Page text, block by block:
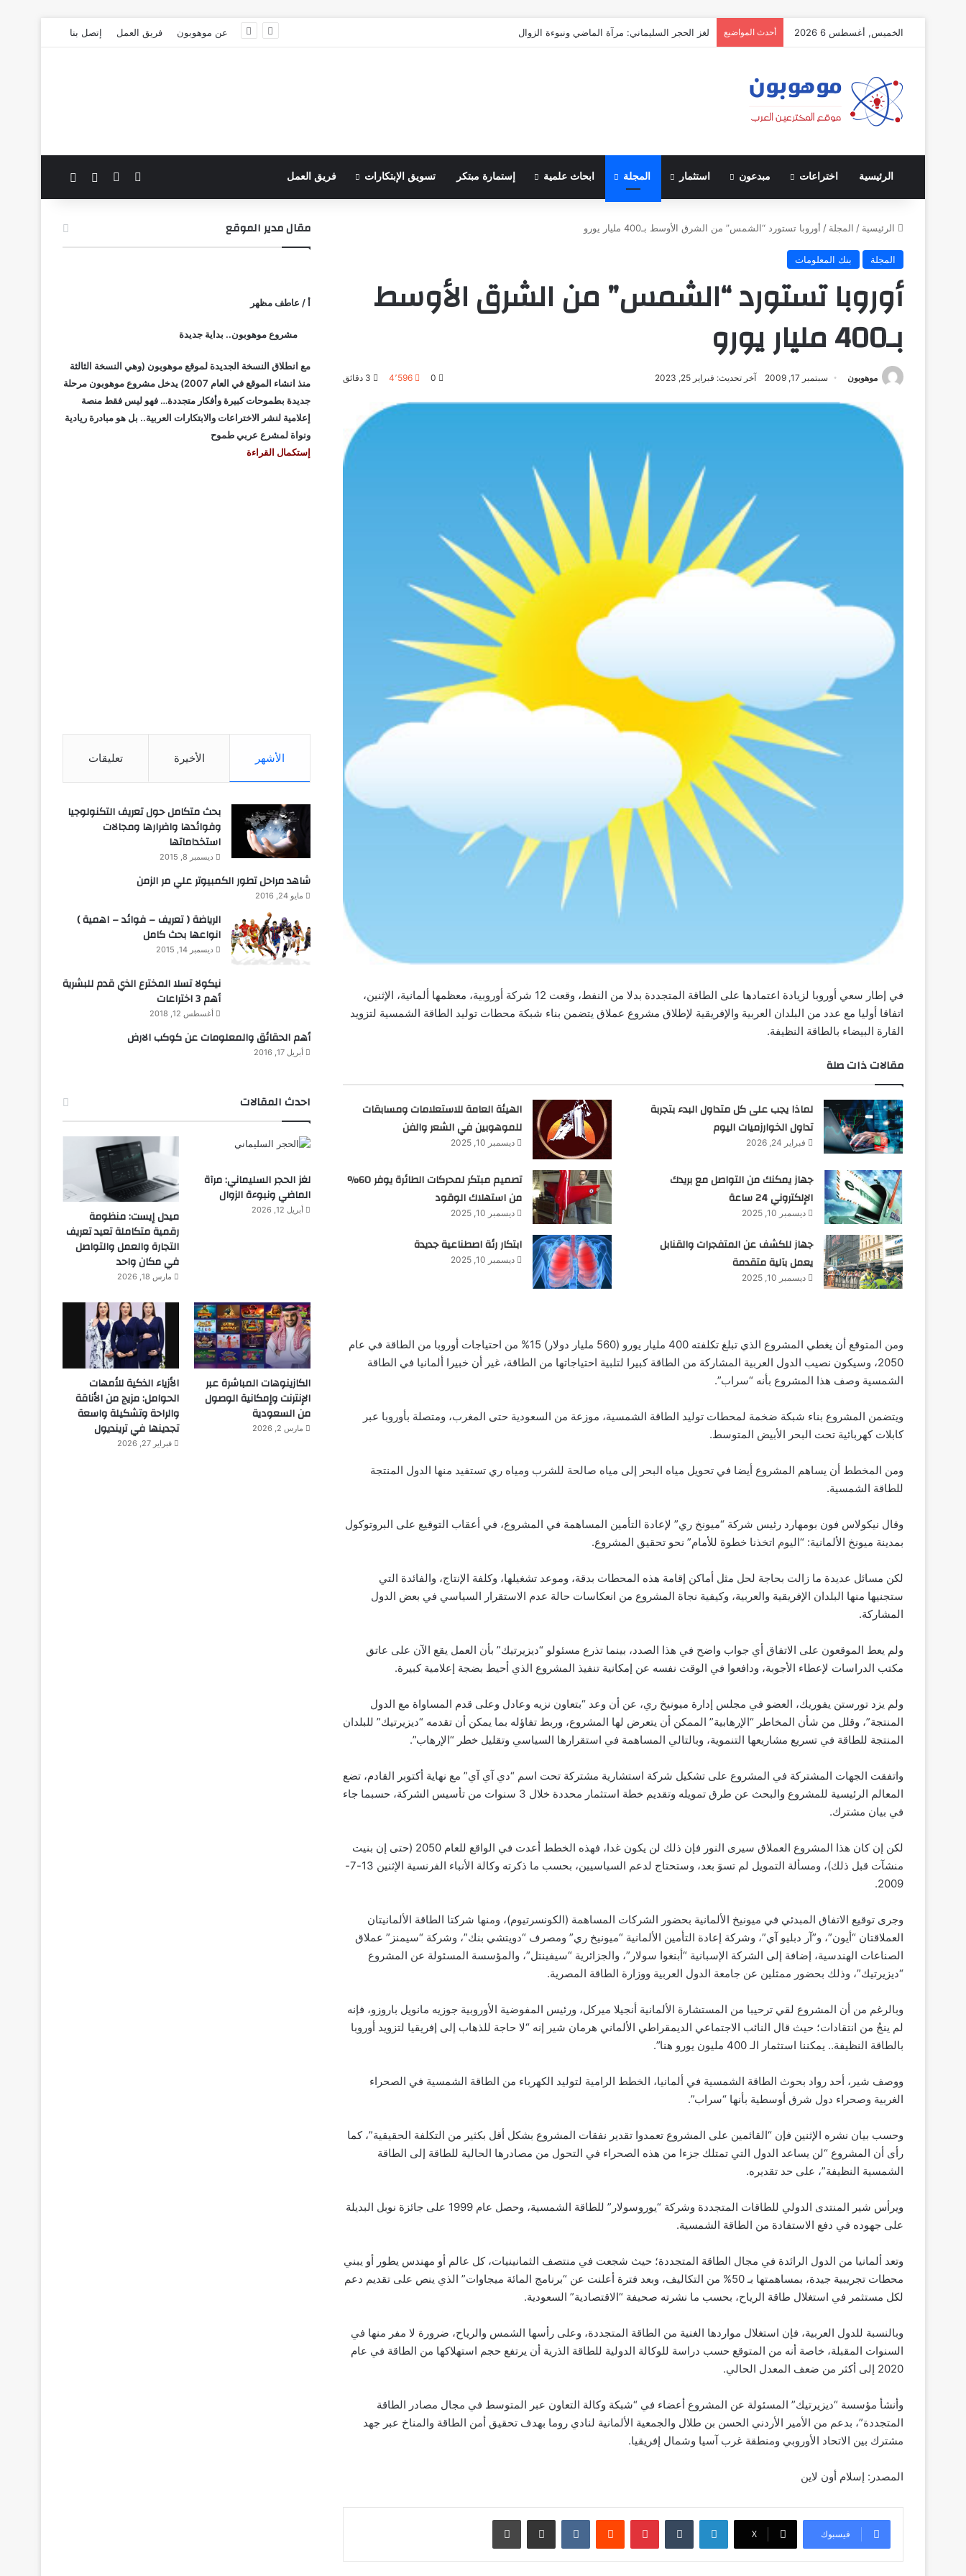
الخميس, أغسطس 6 2026 أحدث المواضيع لغز الحجر السليماني: مرآة الماضي ونبوءة الزوال عن موهوبون فريق العمل إتصل بنا
الرئيسية اختراعات مبدعون استثمار المجلة ابحاث علمية إستمارة مبتكر تسويق الإبتكارات فريق العمل فيسبوك الوضع المظلم
الرئيسية / المجلة / أوروبا تستورد “الشمس” من الشرق الأوسط بـ400 مليار يورو
المجلة بنك المعلومات
أوروبا تستورد “الشمس” من الشرق الأوسط
بـ400 مليار يورو
موهوبون سبتمبر 17, 2009 آخر تحديث: فبراير 25, 2023 0 4٬596
في إطار سعي أوروبا لزيادة اعتمادها على الطاقة المتجددة بدلا من النفط، وقعت 12 شركة أوروبية، معظمها ألمانية، الإثنين،
اتفاقا أوليا مع عدد من البلدان العربية والإفريقية لإطلاق مشروع عملاق يتضمن بناء شبكة محطات توليد الطاقة الشمسية لتزويد
القارة البيضاء بالطاقة النظيفة.
مقالات ذات صلة
لماذا يجب على كل متداول البدء بتجربة
تداول الخوارزميات اليوم
فبراير 24, 2026
الهيئة العامة للاستعلامات ومسابقات
للموهوبين في الشعر والفن
ديسمبر 10, 2025
جهاز يمكنك من التواصل مع بريدك
الإلكتروني 24 ساعة
ديسمبر 10, 2025
تصميم مبتكر لمحركات الطائرة يوفر 60%
من استهلاك الوقود
ديسمبر 10, 2025
جهاز للكشف عن المتفجرات والقنابل
يعمل بآلية متقدمة
ديسمبر 10, 2025
ابتكار رئة اصطناعية جديدة
ديسمبر 10, 2025
ومن المتوقع أن يغطي المشروع الذي تبلغ تكلفته 400 مليار يورو (560 مليار دولار) 15% من احتياجات أوروبا من الطاقة في عام
2050، وسيكون نصيب الدول العربية المشاركة من الطاقة كبيرا لتلبية احتياجاتها من الطاقة، غير أن خبيرا ألمانيا في الطاقة
الشمسية وصف هذا المشروع بأنه “سراب”.
ويتضمن المشروع بناء شبكة ضخمة لمحطات توليد الطاقة الشمسية، موزعة من السعودية حتى المغرب، ومتصلة بأوروبا عبر
كابلات كهربائية تحت البحر الأبيض المتوسط.
ومن المخطط أن يساهم المشروع أيضا في تحويل مياه البحر إلى مياه صالحة للشرب ومياه ري تستفيد منها الدول المنتجة
للطاقة الشمسية.
وقال نيكولاس فون بومهارد رئيس شركة “ميونخ ري” لإعادة التأمين المساهمة في المشروع، في أعقاب التوقيع على البروتوكول
بمدينة ميونخ الألمانية: “اليوم اتخذنا خطوة للأمام” نحو تحقيق المشروع.
لكن مسائل عديدة ما زالت بحاجة لحل مثل أماكن إقامة هذه المحطات بدقة، وموعد تشغيلها، وكلفة الإنتاج، والفائدة التي
ستجنيها منها البلدان الإفريقية والعربية، وكيفية نجاة المشروع من انعكاسات حالة عدم الاستقرار السياسي في بعض الدول
المشاركة.
ولم يعط الموقعون على الاتفاق أي جواب واضح في هذا الصدد، بينما تذرع مسئولو “ديزيرتيك” بأن العمل يقع الآن على عاتق
مكتب الدراسات لإعطاء الأجوبة، ودافعوا في الوقت نفسه عن إمكانية تنفيذ المشروع الذي أحيط بضجة إعلامية كبيرة.
ولم يزد تورستن يفوريك، العضو في مجلس إدارة ميونيخ ري، عن أن وعد “بتعاون نزيه وعادل وعلى قدم المساواة مع الدول
المنتجة”، وقلل من شأن المخاطر “الإرهابية” الممكن أن يتعرض لها المشروع، وربط تفاؤله بما يمكن أن تقدمه “ديزيرتيك” للبلدان
المنتجة للطاقة في تسريع مشاريعها التنموية، وبالتالي المساهمة في استقرارها السياسي وتقليل خطر “الإرهاب”.
واتفقت الجهات المشتركة في المشروع على تشكيل شركة استشارية مشتركة تحت اسم “دي آي آي” مع نهاية أكتوبر القادم، تضع
المعالم الرئيسية للمشروع والبحث عن طرق تمويله وتقديم خطة استثمار محددة خلال 3 سنوات من تأسيس الشركة، حسبما جاء
في بيان مشترك.
لكن إن كان هذا المشروع العملاق سيرى النور فإن ذلك لن يكون غدا، فهذه الخطط أعدت في الواقع للعام 2050 (حتى إن بنيت
منشآت قبل ذلك)، ومسألة التمويل لم تسوَ بعد، وستحتاج لدعم السياسيين، بحسب ما ذكرته وكالة الأنباء الفرنسية الإثنين 13-7-
2009.
وجرى توقيع الاتفاق المبدئي في ميونيخ الألمانية بحضور الشركات المساهمة (الكونسرتيوم)، ومنها شركتا الطاقة الألمانيتان
العملاقتان “أيون”، و”آر دبليو آي”، وشركة إعادة التأمين الألمانية “ميونيخ ري” ومصرف “دويتشي بنك”، وشركة “سيمنز” عملاق
الصناعات الهندسية، إضافة إلى الشركة الإسبانية “أبنغوا سولار”، والجزائرية “سيفينتل”، والمؤسسة المسئولة عن المشروع
“ديزيرتيك”، وذلك بحضور ممثلين عن جامعة الدول العربية ووزارة الطاقة المصرية.
وبالرغم من أن المشروع لقي ترحيبا من المستشارة الألمانية أنجيلا ميركل، ورئيس المفوضية الأوروبية جوزيه مانويل باروزو، فإنه
لم ينجُ من انتقادات؛ حيث قال النائب الاجتماعي الديمقراطي الألماني هرمان شير إنه “لا حاجة للذهاب إلى إفريقيا لتزويد أوروبا
بالطاقة النظيفة.. يمكننا استثمار الـ 400 مليون يورو هنا”.
ووصف شير، أحد رواد بحوث الطاقة الشمسية في ألمانيا، الخطط الرامية لتوليد الكهرباء من الطاقة الشمسية في الصحراء
الغربية وصحراء دول شرق أوسطية بأنها “سراب”.
وحسب بيان نشره الإثنين فإن “القائمين على المشروع تعمدوا تقدير نفقات المشروع بشكل أقل بكثير من التكلفة الحقيقية”، كما
رأى أن المشروع “لن يساعد الدول التي تمتلك جزءا من هذه الصحراء في التحول من مصادرها الحالية للطاقة إلى الطاقة
الشمسية النظيفة”، على حد تقديره.
ويرأس شير المنتدى الدولي للطاقات المتجددة وشركة “يوروسولار” للطاقة الشمسية، وحصل عام 1999 على جائزة نوبل البديلة
على جهوده في دفع الاستفادة من الطاقة الشمسية.
وتعد ألمانيا من الدول الرائدة في مجال الطاقة المتجددة؛ حيث شجعت في منتصف الثمانينيات، كل عالم أو مهندس يطور أو يبني
محطات تجريبية جيدة، بمساهمتها بـ 50% من التكاليف، وبعد فترة أعلنت عن “برنامج المائة ميجاوات” الذي ينص على تقديم دعم
لكل مستثمر في استغلال طاقة الرياح، بحسب ما نشرته صحيفة “الاقتصادية” السعودية.
وبالنسبة للدول العربية، فإن استغلال مواردها الغنية من الطاقة المتجددة، وعلى رأسها الشمس والرياح، ضرورة لا مفر منها في
السنوات المقبلة، خاصة أنه من المتوقع حسب دراسة للوكالة الدولية للطاقة الذرية أن يرتفع حجم استهلاكها من الطاقة في عام
2020 إلى أكثر من ضعف المعدل الحالي.
وأنشأ مؤسسة “ديزيرتيك” المسئولة عن المشروع أعضاء في “شبكة وكالة التعاون عبر المتوسط في مجال مصادر الطاقة
المتجددة”، بدعم من الأمير الأردني الحسن بن طلال والجمعية الألمانية لنادي روما بهدف تحقيق أمن الطاقة والمناخ عبر جهد
مشترك بين الاتحاد الأوروبي ومنطقة غرب آسيا وشمال إفريقيا.
المصدر: إسلام أون لاين
فيسبوك ‫X
لينكدإن بينتيريست
مقال مدير الموقع
أ / عاطف مظهر
مشروع موهوبون.. بداية جديدة
مع انطلاق النسخة الجديدة لموقع موهوبون (وهي النسخة الثالثة
منذ انشاء الموقع في العام 2007) يدخل مشروع موهوبون مرحلة
جديدة بطموحات كبيرة وأفكار متجددة… فهو ليس فقط منصة
إعلامية لنشر الاختراعات والابتكارات العربية.. بل هو مبادرة ريادية
ونواة لمشرع عربي طموح
إستكمال القراءة
الأشهر الأخيرة تعليقات
بحث متكامل حول تعريف التكنولوجيا
وفوائدها واضرارها ومجالات
استخداماتها
ديسمبر 8, 2015
شاهد مراحل تطور الكمبيوتر علي مر الزمن
مايو 24, 2016
الرياضة ( تعريف – فوائد – اهمية )
انواعها بحث كامل
ديسمبر 14, 2015
نيكولا تسلا المخترع الذي قدم للبشرية
أهم 3 اختراعات
أغسطس 12, 2018
أهم الحقائق والمعلومات عن كوكب الارض
أبريل 17, 2016
احدث المقالات
لغز الحجر السليماني: مرآة
الماضي ونبوءة الزوال
أبريل 12, 2026
ميدل إيست: منظومة
رقمية متكاملة تعيد تعريف
التجارة والعمل والتواصل
في مكان واحد
مارس 18, 2026
الكازينوهات المباشرة عبر
الإنترنت وإمكانية الوصول
من السعودية
مارس 2, 2026
الأزياء الذكية للأمهات
الحوامل: مزيج من الأناقة
والراحة وتشكيلة واسعة
تجدينها في ترينديول
فبراير 27, 2026